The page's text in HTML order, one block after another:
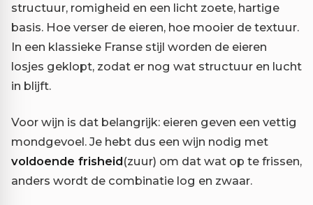
structuur, romigheid en een licht zoete, hartige
basis. Hoe verser de eieren, hoe mooier de textuur.
In een klassieke Franse stijl worden de eieren
losjes geklopt, zodat er nog wat structuur en lucht
in blijft.
Voor wijn is dat belangrijk: eieren geven een vettig
mondgevoel. Je hebt dus een wijn nodig met
voldoende frisheid(zuur) om dat wat op te frissen,
anders wordt de combinatie log en zwaar.